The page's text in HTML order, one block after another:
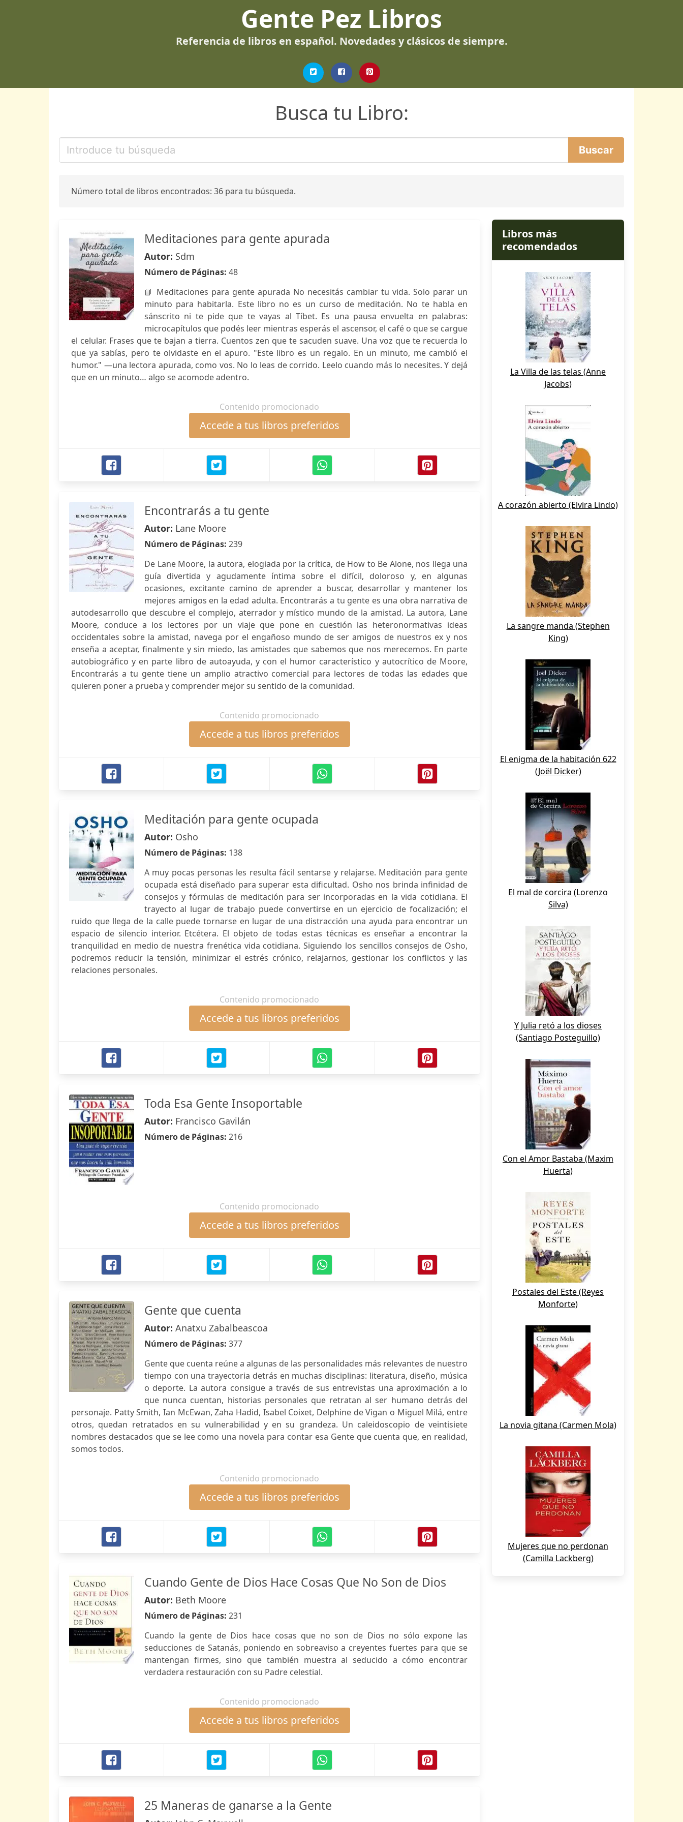
Gente Pez Libros
Referencia de libros en español. Novedades y clásicos de siempre.
Busca tu Libro:
Número total de libros encontrados: 36 para tu búsqueda.
Meditaciones para gente apurada
Autor: Sdm
Número de Páginas: 48
📘 Meditaciones para gente apurada No necesitás cambiar tu vida. Solo parar un
minuto para habitarla. Este libro no es un curso de meditación. No te habla en
sánscrito ni te pide que te vayas al Tíbet. Es una pausa envuelta en palabras:
microcapítulos que podés leer mientras esperás el ascensor, el café o que se cargue
el celular. Frases que te bajan a tierra. Cuentos zen que te sacuden suave. Una voz que te recuerda lo
que ya sabías, pero te olvidaste en el apuro. "Este libro es un regalo. En un minuto, me cambió el
humor." —una lectora apurada, como vos. No lo leas de corrido. Leelo cuando más lo necesites. Y dejá
que en un minuto… algo se acomode adentro.
Contenido promocionado
Accede a tus libros preferidos
Encontrarás a tu gente
Autor: Lane Moore
Número de Páginas: 239
De Lane Moore, la autora, elogiada por la crítica, de How to Be Alone, nos llega una
guía divertida y agudamente íntima sobre el difícil, doloroso y, en algunas
ocasiones, excitante camino de aprender a buscar, desarrollar y mantener los
mejores amigos en la edad adulta. Encontrarás a tu gente es una obra narrativa de
autodesarrollo que descubre el complejo, aterrador y místico mundo de la amistad. La autora, Lane
Moore, conduce a los lectores por un viaje que pone en cuestión las heteronormativas ideas
occidentales sobre la amistad, navega por el engañoso mundo de ser amigos de nuestros ex y nos
enseña a aceptar, finalmente y sin miedo, las amistades que sabemos que nos merecemos. En parte
autobiográfico y en parte libro de autoayuda, y con el humor característico y autocrítico de Moore,
Encontrarás a tu gente tiene un amplio atractivo comercial para lectores de todas las edades que
quieren poner a prueba y comprender mejor su sentido de la comunidad.
Contenido promocionado
Accede a tus libros preferidos
Meditación para gente ocupada
Autor: Osho
Número de Páginas: 138
A muy pocas personas les resulta fácil sentarse y relajarse. Meditación para gente
ocupada está diseñado para superar esta dificultad. Osho nos brinda infinidad de
consejos y fórmulas de meditación para ser incorporadas en la vida cotidiana. El
trayecto al lugar de trabajo puede convertirse en un ejercicio de focalización; el
ruido que llega de la calle puede tornarse en lugar de una distracción una ayuda para encontrar un
espacio de silencio interior. Etcétera. El objeto de todas estas técnicas es enseñar a encontrar la
tranquilidad en medio de nuestra frenética vida cotidiana. Siguiendo los sencillos consejos de Osho,
podremos reducir la tensión, minimizar el estrés crónico, relajarnos, gestionar los conflictos y las
relaciones personales.
Contenido promocionado
Accede a tus libros preferidos
Toda Esa Gente Insoportable
Autor: Francisco Gavilán
Número de Páginas: 216
Contenido promocionado
Accede a tus libros preferidos
Gente que cuenta
Autor: Anatxu Zabalbeascoa
Número de Páginas: 377
Gente que cuenta reúne a algunas de las personalidades más relevantes de nuestro
tiempo con una trayectoria detrás en muchas disciplinas: literatura, diseño, música
o deporte. La autora consigue a través de sus entrevistas una aproximación a lo
que nunca cuentan, historias personales que retratan al ser humano detrás del
personaje. Patty Smith, Ian McEwan, Zaha Hadid, Isabel Coixet, Delphine de Vigan o Miguel Milá, entre
otros, quedan retratados en su vulnerabilidad y en su grandeza. Un caleidoscopio de veintisiete
nombres destacados que se lee como una novela para contar esa Gente que cuenta que, en realidad,
somos todos.
Contenido promocionado
Accede a tus libros preferidos
Cuando Gente de Dios Hace Cosas Que No Son de Dios
Autor: Beth Moore
Número de Páginas: 231
Cuando la gente de Dios hace cosas que no son de Dios no sólo expone las
seducciones de Satanás, poniendo en sobreaviso a creyentes fuertes para que se
mantengan firmes, sino que también muestra al seducido a cómo encontrar
verdadera restauración con su Padre celestial.
Contenido promocionado
Accede a tus libros preferidos
25 Maneras de ganarse a la Gente
Libros más
recomendados
La Villa de las telas (Anne
Jacobs)
A corazón abierto (Elvira Lindo)
La sangre manda (Stephen
King)
El enigma de la habitación 622
(Joël Dicker)
El mal de corcira (Lorenzo
Silva)
Y Julia retó a los dioses
(Santiago Posteguillo)
Con el Amor Bastaba (Maxim
Huerta)
Postales del Este (Reyes
Monforte)
La novia gitana (Carmen Mola)
Mujeres que no perdonan
(Camilla Lackberg)